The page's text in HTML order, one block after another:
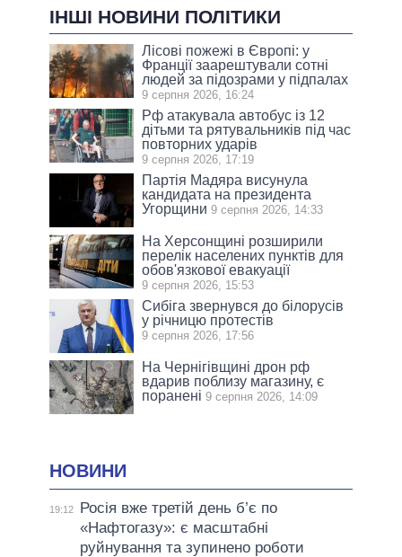
ІНШІ НОВИНИ ПОЛІТИКИ
Лісові пожежі в Європі: у
Франції заарештували сотні
людей за підозрами у підпалах
9 серпня 2026, 16:24
Рф атакувала автобус із 12
дітьми та рятувальників під час
повторних ударів
9 серпня 2026, 17:19
Партія Мадяра висунула
кандидата на президента
Угорщини 9 серпня 2026, 14:33
На Херсонщині розширили
перелік населених пунктів для
обов'язкової евакуації
9 серпня 2026, 15:53
Сибіга звернувся до білорусів
у річницю протестів
9 серпня 2026, 17:56
На Чернігівщині дрон рф
вдарив поблизу магазину, є
поранені 9 серпня 2026, 14:09
НОВИНИ
19:12
Росія вже третій день б’є по
«Нафтогазу»: є масштабні
руйнування та зупинено роботи